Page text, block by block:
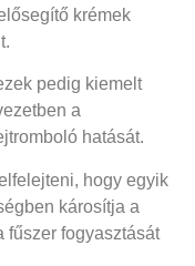
krémek
pedig kiemelt
a
hatását.
hogy egyik
károsítja a
fűszer fogyasztását